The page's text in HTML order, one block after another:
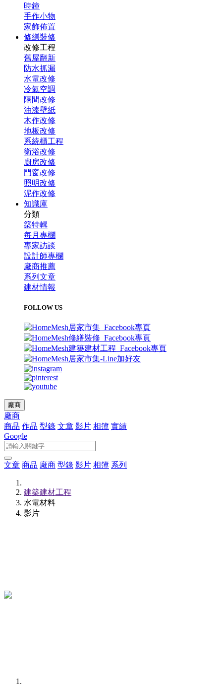
時鐘
手作小物
家飾佈置
修繕裝修
改修工程
舊屋翻新
防水抓漏
水電改修
冷氣空調
隔間改修
油漆壁紙
木作改修
地板改修
系統櫃工程
衛浴改修
廚房改修
門窗改修
照明改修
泥作改修
知識庫
分類
築特輯
每月專欄
專家訪談
設計師專欄
廠商推薦
系列文章
建材情報
FOLLOW US
廠商
廠商
商品 作品 型錄 文章 影片 相簿 實績
Google
文章 商品 廠商 型錄 影片 相簿 系列
建築建材工程
水電材料
影片